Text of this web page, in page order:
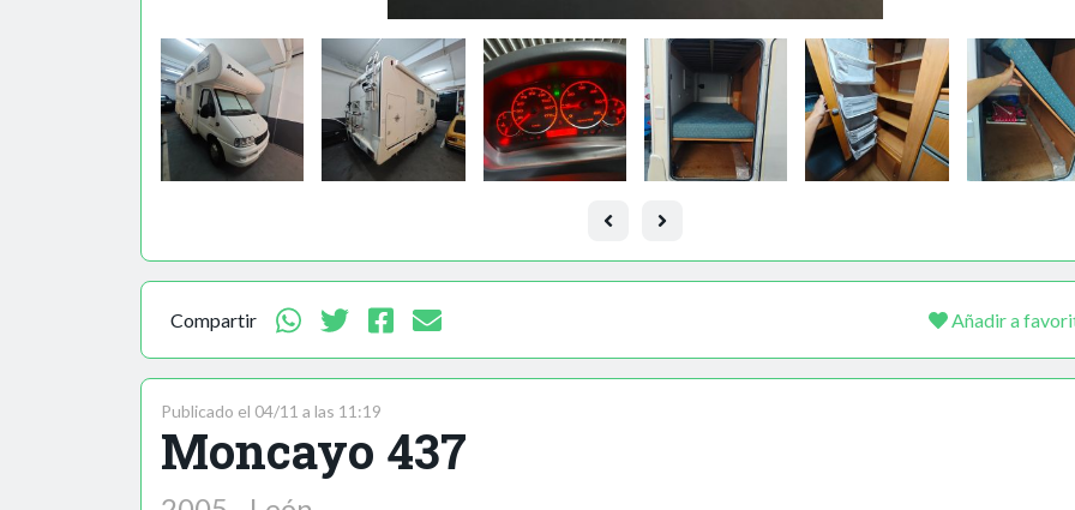
Compartir Añadir a
Publicado el 04/11 a las 11:19
Moncayo 437